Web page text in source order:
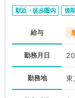
駅近・徒歩圏内 後
給与
勤務月日
勤務地 東